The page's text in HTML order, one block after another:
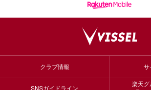
クラブ情報 サ
SNSガイドライン
楽天